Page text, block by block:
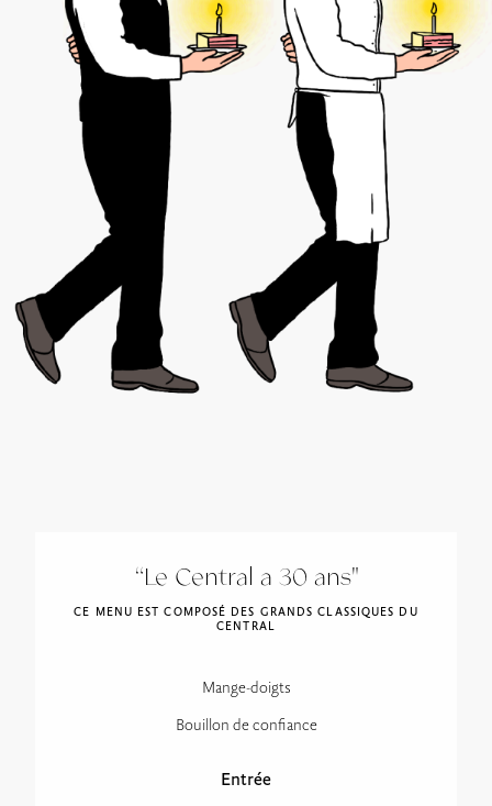
“Le Central a 30 ans"
CE MENU EST COMPOSÉ DES GRANDS CLASSIQUES DU
CENTRAL
Mange-doigts
Bouillon de confiance
Entrée